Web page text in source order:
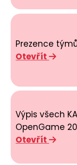
Prezence
Otevřít
Výpis všech
OpenGame
Otevřít